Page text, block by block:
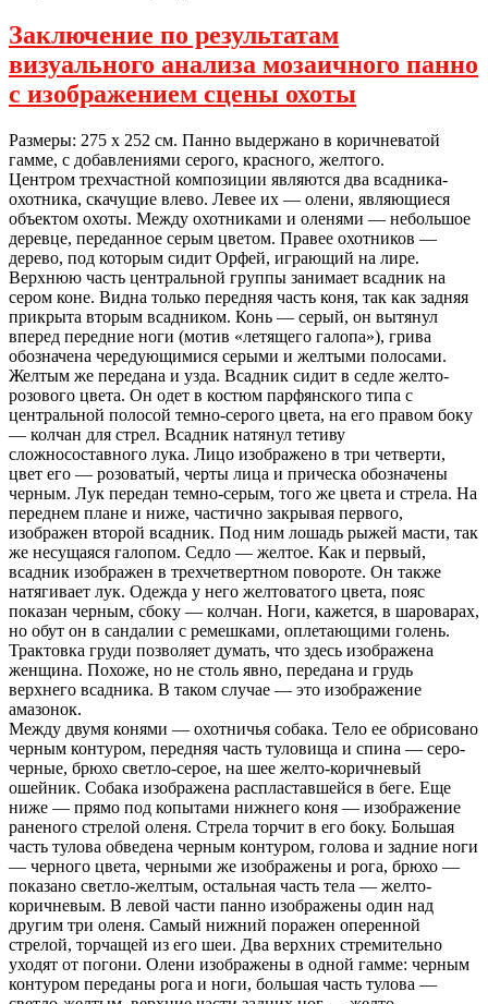
Заключение по результатам
визуального анализа мозаичного панно
с изображением сцены охоты
Размеры: 275 х 252 см. Панно выдержано в коричневатой
гамме, с добавлениями серого, красного, желтого.
Центром трехчастной композиции являются два всадника-
охотника, скачущие влево. Левее их — олени, являющиеся
объектом охоты. Между охотниками и оленями — небольшое
деревце, переданное серым цветом. Правее охотников —
дерево, под которым сидит Орфей, играющий на лире.
Верхнюю часть центральной группы занимает всадник на
сером коне. Видна только передняя часть коня, так как задняя
прикрыта вторым всадником. Конь — серый, он вытянул
вперед передние ноги (мотив «летящего галопа»), грива
обозначена чередующимися серыми и желтыми полосами.
Желтым же передана и узда. Всадник сидит в седле желто-
розового цвета. Он одет в костюм парфянского типа с
центральной полосой темно-серого цвета, на его правом боку
— колчан для стрел. Всадник натянул тетиву
сложносоставного лука. Лицо изображено в три четверти,
цвет его — розоватый, черты лица и прическа обозначены
черным. Лук передан темно-серым, того же цвета и стрела. На
переднем плане и ниже, частично закрывая первого,
изображен второй всадник. Под ним лошадь рыжей масти, так
же несущаяся галопом. Седло — желтое. Как и первый,
всадник изображен в трехчетвертном повороте. Он также
натягивает лук. Одежда у него желтоватого цвета, пояс
показан черным, сбоку — колчан. Ноги, кажется, в шароварах,
но обут он в сандалии с ремешками, оплетающими голень.
Трактовка груди позволяет думать, что здесь изображена
женщина. Похоже, но не столь явно, передана и грудь
верхнего всадника. В таком случае — это изображение
амазонок.
Между двумя конями — охотничья собака. Тело ее обрисовано
черным контуром, передняя часть туловища и спина — серо-
черные, брюхо светло-серое, на шее желто-коричневый
ошейник. Собака изображена распластавшейся в беге. Еще
ниже — прямо под копытами нижнего коня — изображение
раненого стрелой оленя. Стрела торчит в его боку. Большая
часть тулова обведена черным контуром, голова и задние ноги
— черного цвета, черными же изображены и рога, брюхо —
показано светло-желтым, остальная часть тела — желто-
коричневым. В левой части панно изображены один над
другим три оленя. Самый нижний поражен оперенной
стрелой, торчащей из его шеи. Два верхних стремительно
уходят от погони. Олени изображены в одной гамме: черным
контуром переданы рога и ноги, большая часть тулова —